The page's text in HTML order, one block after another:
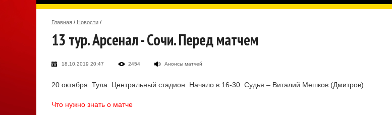
Главная / Новости /
13 тур. Арсенал - Сочи. Перед матчем
18.10.2019 20:47 2454 Анонсы матчей
20 октября. Тула. Центральный стадион. Начало в 16-30. Судья – Виталий Мешков (Дмитров)
Что нужно знать о матче